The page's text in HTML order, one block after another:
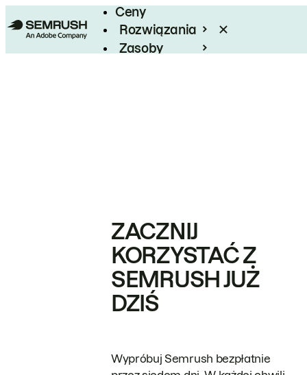
Ceny
Rozwiązania
Zasoby
ZACZNIJ
KORZYSTAĆ Z
SEMRUSH JUŻ
DZIŚ
Wypróbuj Semrush bezpłatnie